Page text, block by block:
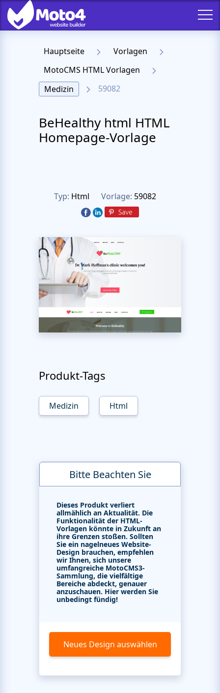
Hauptseite
Vorlagen
MotoCMS HTML Vorlagen
Medizin
59082
BeHealthy html HTML
Homepage-Vorlage
Typ: Html Vorlage: 59082
Produkt-Tags
Medizin Html
Bitte Beachten Sie
Dieses Produkt verliert
allmählich an Aktualität. Die
Funktionalität der HTML-
Vorlagen könnte in Zukunft an
ihre Grenzen stoßen. Sollten
Sie ein nagelneues Website-
Design brauchen, empfehlen
wir Ihnen, sich unsere
umfangreiche MotoCMS3-
Sammlung, die vielfältige
Bereiche abdeckt, genauer
anzuschauen. Hier werden Sie
unbedingt fündig!
Neues Design auswählen